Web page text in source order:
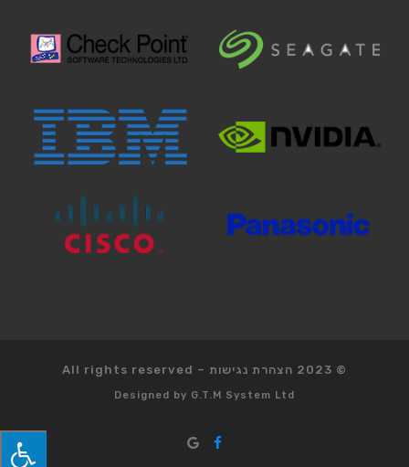
© 2023 הצהרת נגישות –
All rights reserved
Designed by G.T.M System Ltd